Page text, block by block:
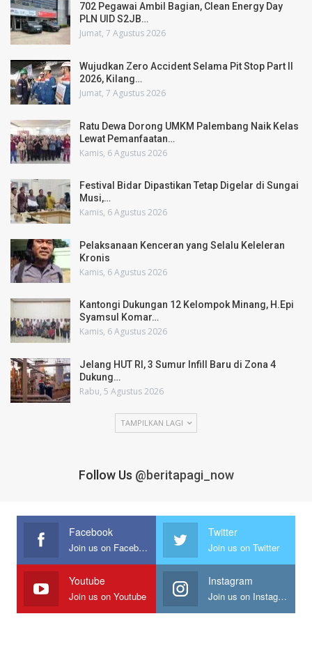
702 Pegawai Ambil Bagian, Clean Energy Day
PLN UID S2JB…
Jumat, 7 Agustus 2026
Wujudkan Zero Accident Selama Pit Stop Part II
2026, Kilang…
Jumat, 7 Agustus 2026
Ratu Dewa Dorong UMKM Palembang Naik Kelas
Lewat Pemanfaatan…
Kamis, 6 Agustus 2026
Festival Bidar Dipastikan Tetap Digelar di Sungai
Musi,…
Kamis, 6 Agustus 2026
Pelaksanaan Kenceran yang Selalu Keleleran
Kronis
Kamis, 6 Agustus 2026
Kantongi Dukungan 12 Kelompok Minang, H.Epi
Syamsul Komar…
Kamis, 6 Agustus 2026
Jelang HUT RI, 3 Sumur Infill Baru di Zona 4
Dukung…
Rabu, 5 Agustus 2026
TAMPILKAN LAGI
Follow Us @beritapagi_now
Facebook
Join us on Facebook
Twitter
Join us on Twitter
Youtube
Join us on Youtube
Instagram
Join us on Instagram